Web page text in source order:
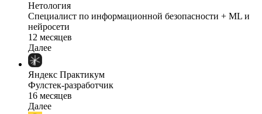
Нетология
Специалист по информационной безопасности + ML и
нейросети
12 месяцев
Далее
Яндекс Практикум
Фулстек-разработчик
16 месяцев
Далее